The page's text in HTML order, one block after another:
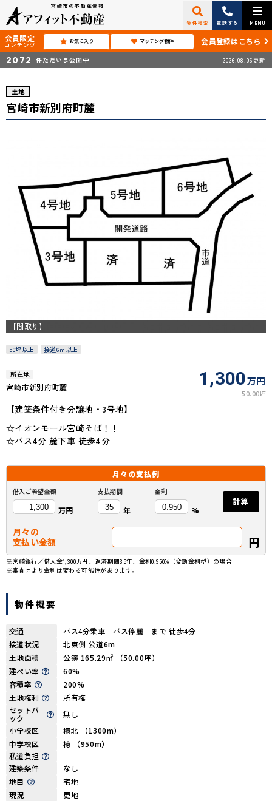
宮崎市の不動産情報
物件検索 電話する MENU
会員限定
コンテンツ お気に入り マッチング物件 会員登録はこちら
2072 件ただいま公開中 2026.08.06更新
土地
宮崎市新別府町麓
【間取り】
50坪以上 接道6ｍ以上
所在地
宮崎市新別府町麓 1,300万円
50.00坪
【建築条件付き分譲地・3号地】
☆イオンモール宮崎そば！！
☆バス4分 麓下車 徒歩4分
月々の支払例
借入ご希望金額
万円
支払期間
年
金利
%
計算
月々の
支払い金額
円
※宮崎銀行／借入金1,300万円、返済期間35年、金利0.950%（変動金利型）の場合
※審査により金利は変わる可能性があります。
物件概要
交通
バス4分乗車 バス停麓 まで 徒歩4分
接道状況
北東側 公道6m
土地面積
公簿 165.29㎡ （50.00坪）
建ぺい率
60%
容積率
200%
土地権利
所有権
セットバ
ック
無し
小学校区
檍北 （1300m）
中学校区
檍 （950m）
私道負担
建築条件
なし
地目
宅地
現況
更地